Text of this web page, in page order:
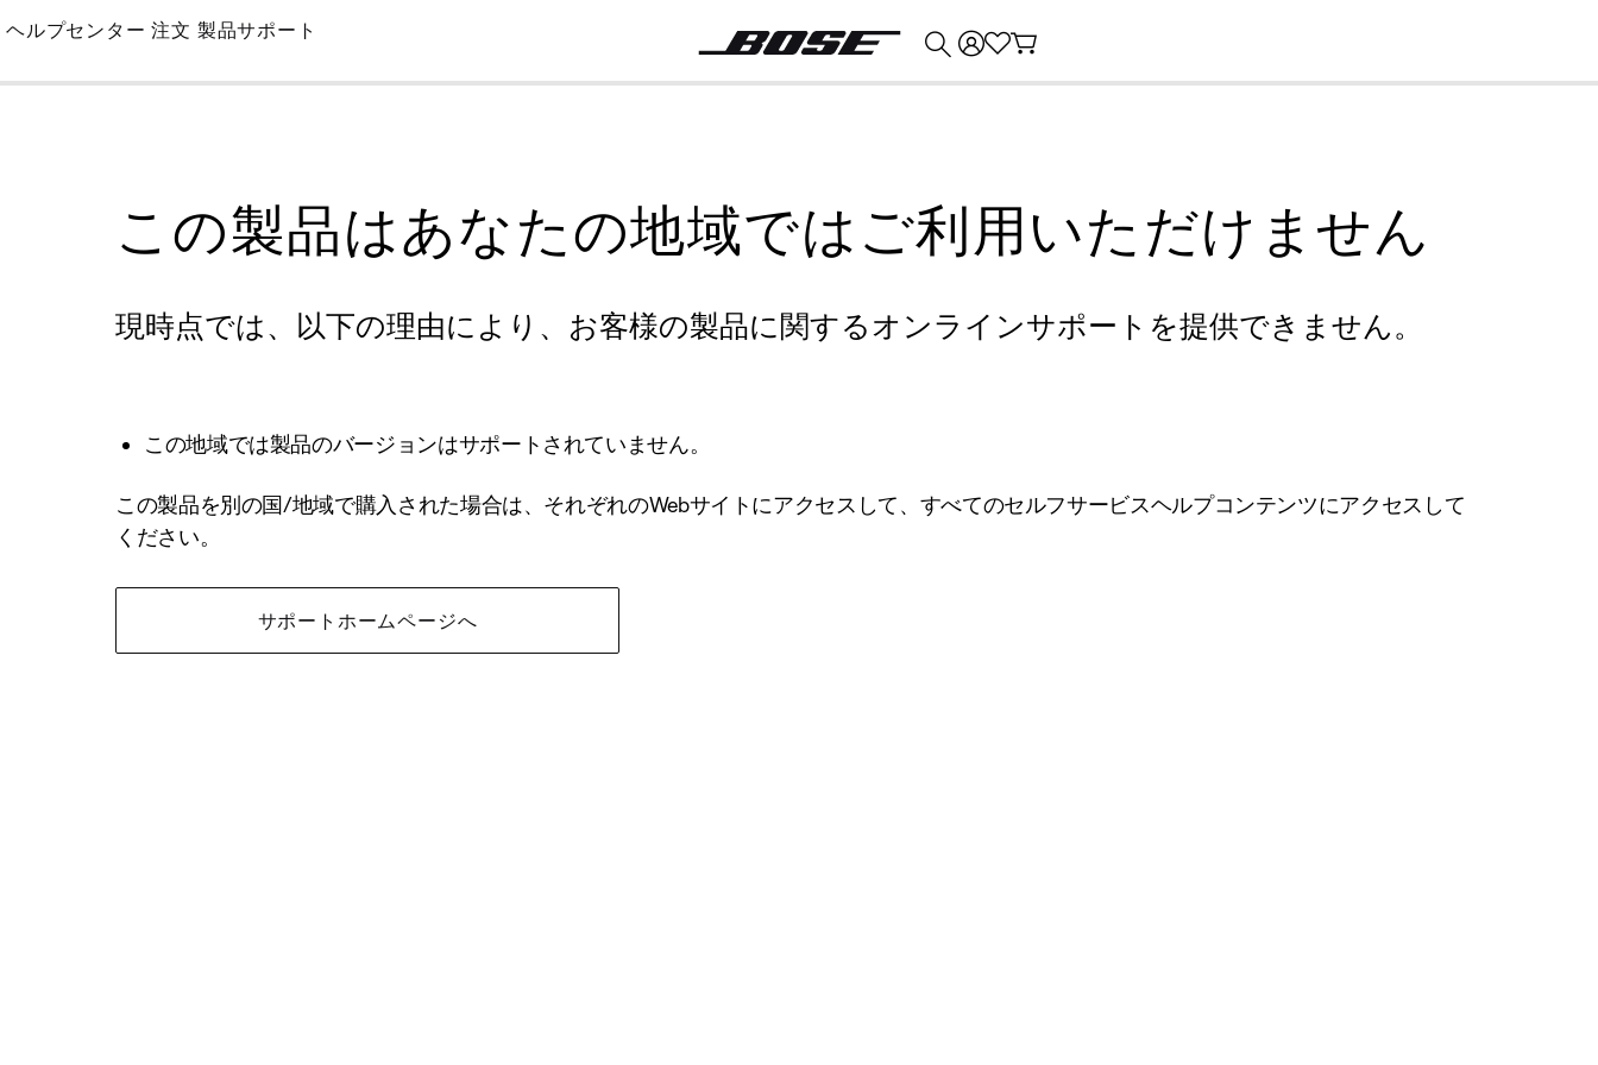
Skip
Main
ヘルプセンター 注文 製品サポート
この製品はあなたの地域ではご利用いただけません
現時点では、以下の理由により、お客様の製品に関するオンラインサポートを提供できません。
この地域では製品のバージョンはサポートされていません。
この製品を別の国/地域で購入された場合は、それぞれのWebサイトにアクセスして、すべてのセルフサービスヘルプコンテンツにアクセスして
ください。
サポートホームページへ